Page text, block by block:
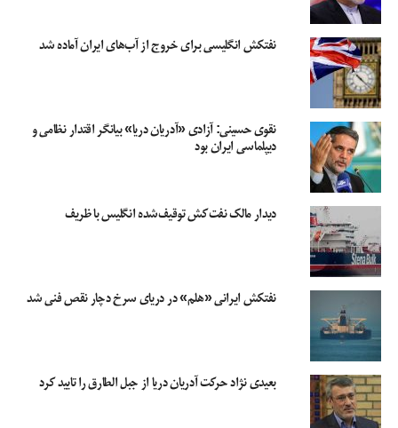
نفتکش انگلیسی برای خروج از آب‌های ایران آماده شد
نقوی حسینی: آزادی «آدریان دریا» بیانگر اقتدار نظامی و
دیپلماسی ایران بود
دیدار مالک نفت‌کش توقیف‌شده انگلیس با ظریف
نفتکش ایرانی «هلم» در دریای سرخ دچار نقص فنی شد
بعیدی نژاد حرکت آدریان دریا از جبل الطارق را تایید کرد